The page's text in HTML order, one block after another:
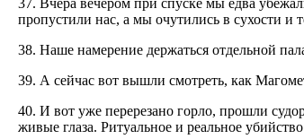
37. Вчера вечером при спуске мы едва
пропустили нас, а мы очутились в сухости и
38. Наше намерение держаться отдельной
39. А сейчас вот вышли смотреть, как
40. И вот уже перерезано горло, прошли
живые глаза. Ритуальное и реальное